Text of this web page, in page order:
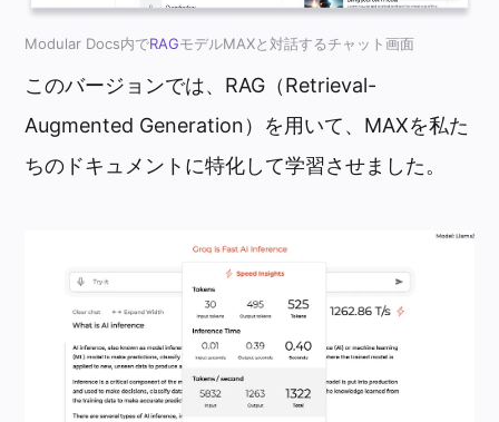
Modular Docs内でRAGモデルMAXと対話するチャット画面
このバージョンでは、RAG（Retrieval-
Augmented Generation）を用いて、MAXを私た
ちのドキュメントに特化して学習させました。